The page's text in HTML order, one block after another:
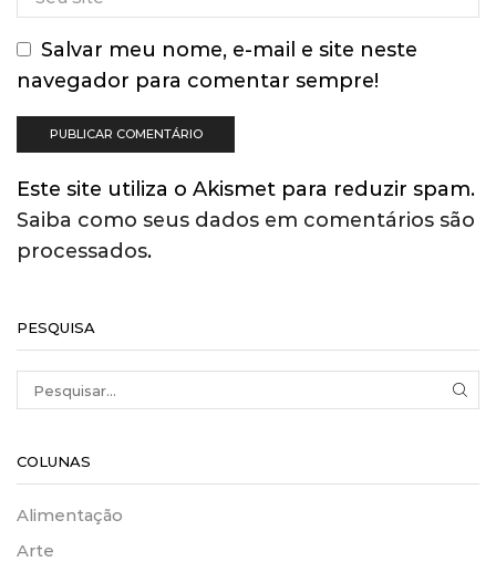
Salvar meu nome, e-mail e site neste
navegador para comentar sempre!
Este site utiliza o Akismet para reduzir spam.
Saiba como seus dados em comentários são
processados.
PESQUISA
COLUNAS
Alimentação
Arte